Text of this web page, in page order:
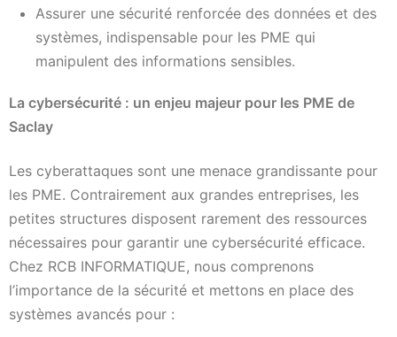
Assurer une sécurité renforcée des données et des
systèmes, indispensable pour les PME qui
manipulent des informations sensibles.
La cybersécurité : un enjeu majeur pour les PME de
Saclay
Les cyberattaques sont une menace grandissante pour
les PME. Contrairement aux grandes entreprises, les
petites structures disposent rarement des ressources
nécessaires pour garantir une cybersécurité efficace.
Chez RCB INFORMATIQUE, nous comprenons
l’importance de la sécurité et mettons en place des
systèmes avancés pour :